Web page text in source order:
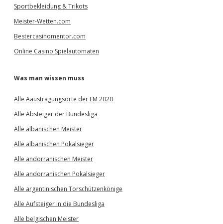
Sportbekleidung & Trikots
Meister-Wetten.com
Bestercasinomentor.com
Online Casino Spielautomaten
Was man wissen muss
Alle Aaustragungsorte der EM 2020
Alle Absteiger der Bundesliga
Alle albanischen Meister
Alle albanischen Pokalsieger
Alle andorranischen Meister
Alle andorranischen Pokalsieger
Alle argentinischen Torschützenkönige
Alle Aufsteiger in die Bundesliga
Alle belgischen Meister